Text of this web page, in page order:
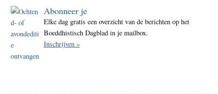
Abonneer je
Elke dag gratis een overzicht van de berichten op het
Boeddhistisch Dagblad in je mailbox.
Inschrijven »